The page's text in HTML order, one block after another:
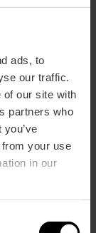
ads, to
our traffic.
of our site with
partners who
your use
in our